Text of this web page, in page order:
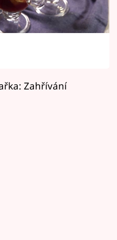
Vary
Zahřívání